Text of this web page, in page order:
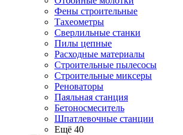
Фены строительные
Тахеометры
Сверлильные станки
Пилы цепные
Расходные материалы
Строительные пылесосы
Строительные миксеры
Реноваторы
Паяльная станция
Бетоносмеситель
Шпатлевочные станции
Ещё 40